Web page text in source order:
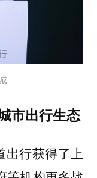
市出行生态
出行获得了上